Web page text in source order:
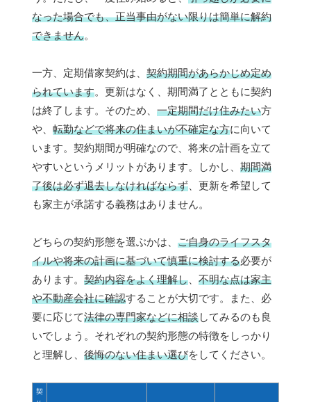
なった場合でも、正当事由がない限りは簡単に解約
できません。
一方、定期借家契約は、 契約期間があらかじめ定め
られています。更新はなく、期間満了とともに契約
は終了します。そのため、 一定期間だけ住みたい方
や、 転勤などで将来の住まいが不確定な方に向いて
います。契約期間が明確なので、将来の計画を立て
やすいというメリットがあります。しかし、 期間満
了後は必ず退去しなければならず 、更新を希望して
も家主が承諾する義務はありません。
どちらの契約形態を選ぶかは、 ご自身のライフスタ
イルや将来の計画に基づいて慎重に検討する必要が
あります。 契約内容をよく理解し
不明な点は家主
や不動産会社に確認することが大切です。また、必
要に応じて法律の専門家などに相談してみるのも良
いでしょう。それぞれの契約形態の特徴をしっかり
と理解し、 後悔のない住まい選びをしてください。
契